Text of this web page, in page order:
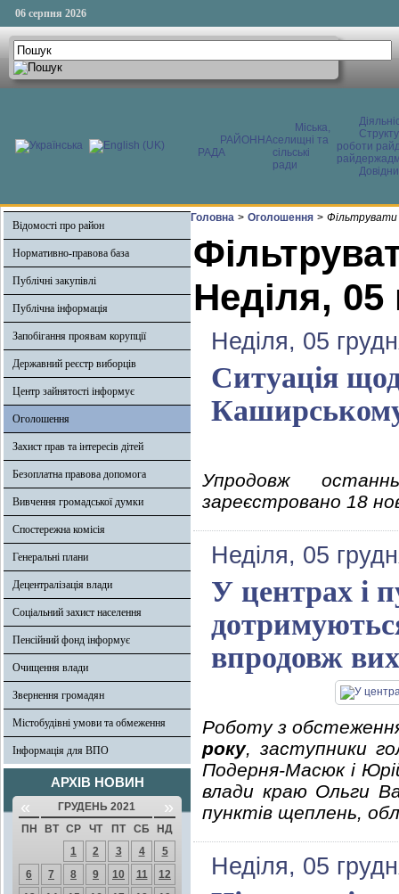
06 серпня 2026
РАЙОННА
РАДА
Міська,
селищні та
сільські
ради
роботи
Відомості про район
Нормативно-правова база
Публічні закупівлі
Публічна інформація
Запобігання проявам корупції
Державний реєстр виборців
Центр зайнятості інформує
Оголошення
Захист прав та інтересів дітей
Безоплатна правова допомога
Вивчення громадської думки
Спостережна комісія
Генеральні плани
Децентралізація влади
Соціальний захист населення
Пенсійний фонд інформує
Очищення влади
Звернення громадян
Містобудівні умови та обмеження
Інформація для ВПО
АРХІВ НОВИН
« ГРУДЕНЬ 2021 »
ПН ВТ СР ЧТ ПТ СБ
НД
1
2 3 4
5
6
7 8 9 10 11
12
Головна > Оголошення > Фільтрувати
Неділя, 05
Неділя, 05
Ситуація
Упродовж
зареєстровано 18
Неділя, 05
У центрах і
впродовж
Роботу з обстеження
року, заступники
Подерня-Масюк і
влади краю Ольги
пунктів щеплень,
Неділя, 05